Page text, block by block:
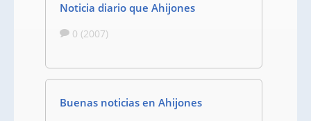
Noticia diario que Ahijones
0 (2007)
Buenas noticias en Ahijones